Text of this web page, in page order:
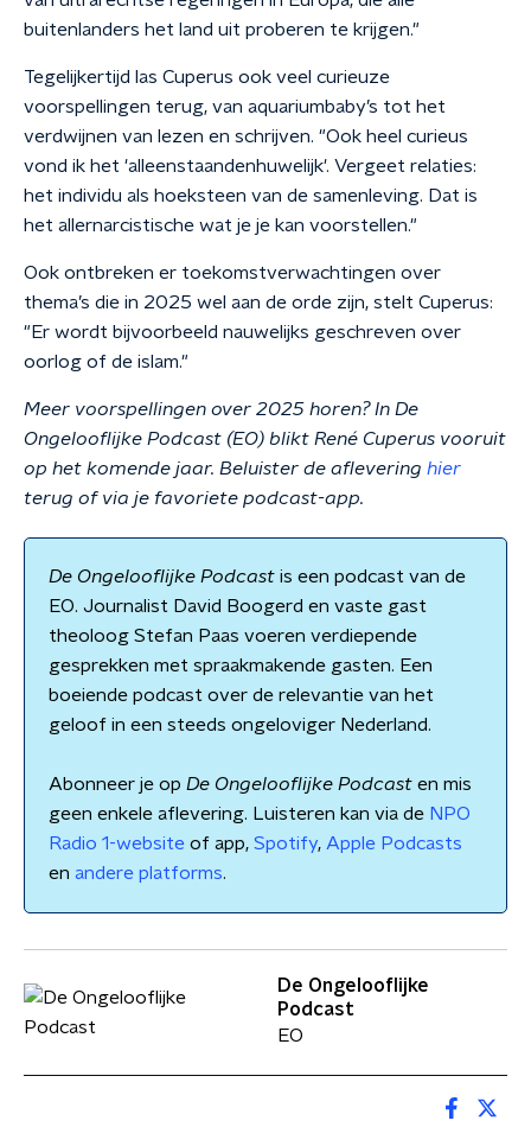
buitenlanders het land uit proberen te krijgen."
Tegelijkertijd las Cuperus ook veel curieuze
voorspellingen terug, van aquariumbaby’s tot het
verdwijnen van lezen en schrijven. "Ook heel curieus
vond ik het 'alleenstaandenhuwelijk'. Vergeet relaties:
het individu als hoeksteen van de samenleving. Dat is
het allernarcistische wat je je kan voorstellen."
Ook ontbreken er toekomstverwachtingen over
thema’s die in 2025 wel aan de orde zijn, stelt Cuperus:
"Er wordt bijvoorbeeld nauwelijks geschreven over
oorlog of de islam."
Meer voorspellingen over 2025 horen? In De
Ongelooflijke Podcast (EO) blikt René Cuperus vooruit
op het komende jaar. Beluister de aflevering hier
terug of via je favoriete podcast-app.
De Ongelooflijke Podcast is een podcast van de
EO. Journalist David Boogerd en vaste gast
theoloog Stefan Paas voeren verdiepende
gesprekken met spraakmakende gasten. Een
boeiende podcast over de relevantie van het
geloof in een steeds ongeloviger Nederland.
Abonneer je op De Ongelooflijke Podcast en mis
geen enkele aflevering. Luisteren kan via de NPO
Radio 1-website of app, Spotify, Apple Podcasts
en andere platforms.
De Ongelooflijke
Podcast
EO